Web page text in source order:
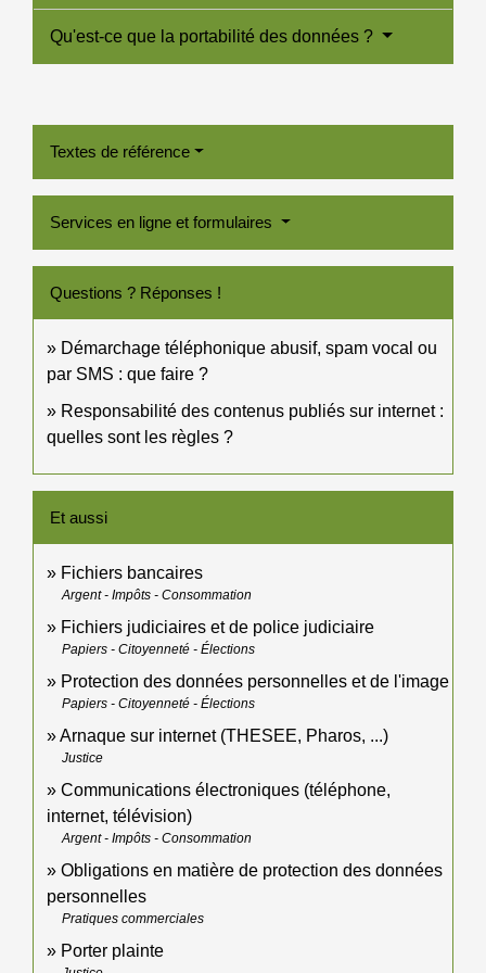
Qu'est-ce que la portabilité des données ?
Textes de référence
Services en ligne et formulaires
Questions ? Réponses !
Démarchage téléphonique abusif, spam vocal ou
par SMS : que faire ?
Responsabilité des contenus publiés sur internet :
quelles sont les règles ?
Et aussi
Fichiers bancaires
Argent - Impôts - Consommation
Fichiers judiciaires et de police judiciaire
Papiers - Citoyenneté - Élections
Protection des données personnelles et de l'image
Papiers - Citoyenneté - Élections
Arnaque sur internet (THESEE, Pharos, ...)
Justice
Communications électroniques (téléphone,
internet, télévision)
Argent - Impôts - Consommation
Obligations en matière de protection des données
personnelles
Pratiques commerciales
Porter plainte